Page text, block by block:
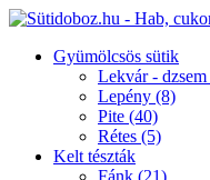
Gyümölcsös sütik
Lekvár - dzsem
Lepény (8)
Pite (40)
Rétes (5)
Kelt tészták
Fánk (21)